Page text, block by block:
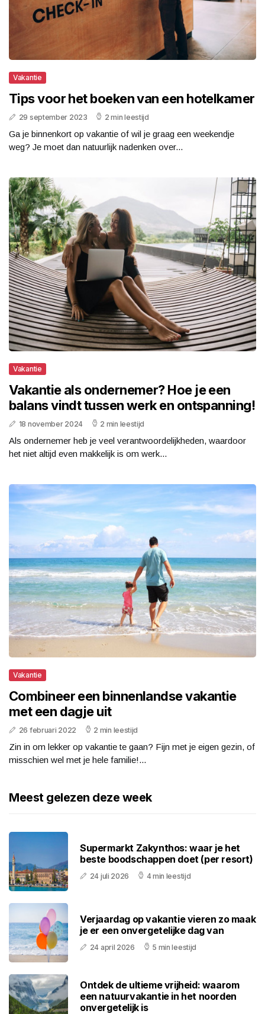
Vakantie
Tips voor het boeken van een hotelkamer
29 september 2023 2 min leestijd
Ga je binnenkort op vakantie of wil je graag een weekendje
weg? Je moet dan natuurlijk nadenken over...
Vakantie
Vakantie als ondernemer? Hoe je een
balans vindt tussen werk en ontspanning!
18 november 2024 2 min leestijd
Als ondernemer heb je veel verantwoordelijkheden, waardoor
het niet altijd even makkelijk is om werk...
Vakantie
Combineer een binnenlandse vakantie
met een dagje uit
26 februari 2022 2 min leestijd
Zin in om lekker op vakantie te gaan? Fijn met je eigen gezin, of
misschien wel met je hele familie!...
Meest gelezen deze week
Supermarkt Zakynthos: waar je het
beste boodschappen doet (per resort)
24 juli 2026 4 min leestijd
Verjaardag op vakantie vieren zo maak
je er een onvergetelijke dag van
24 april 2026 5 min leestijd
Ontdek de ultieme vrijheid: waarom
een natuurvakantie in het noorden
onvergetelijk is